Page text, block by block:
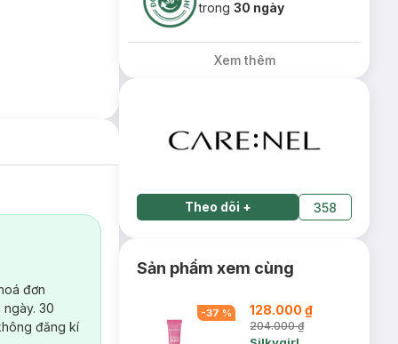
đơn
30
đăng kí
trong30 ngày
Xem thêm
Theo dõi + 358
Sản phẩm xem cùng
-37 % 128.000 ₫
204.000 ₫